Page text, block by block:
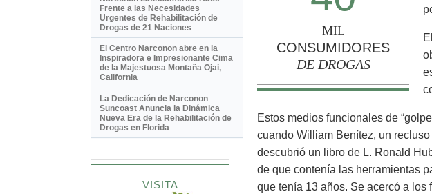
MIL
CONSUMIDORES
DE DROGAS
Estos medios funcionales de
cuando William Benítez, un
descubrió un libro de L. Ronald
de que contenía las herramientas
que tenía 13 años. Se acercó a
Frente a las Necesidades
Urgentes de Rehabilitación de
Drogas de 21 Naciones
El Centro Narconon abre en la
Inspiradora e Impresionante Cima
de la Majestuosa Montaña Ojai,
California
La Dedicación de Narconon
Suncoast Anuncia la Dinámica
Nueva Era de la Rehabilitación de
Drogas en Florida
VISITA